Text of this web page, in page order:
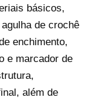
básicos,
de crochê
enchimento,
e marcador de
além de